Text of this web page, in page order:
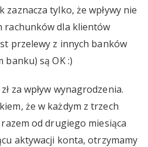
tylko, że wpływy nie
rachunków dla klientów
przelewy z innych banków
są OK :)
za wpływ wynagrodzenia.
że w każdym z trzech
od drugiego miesiąca
aktywacji konta, otrzymamy